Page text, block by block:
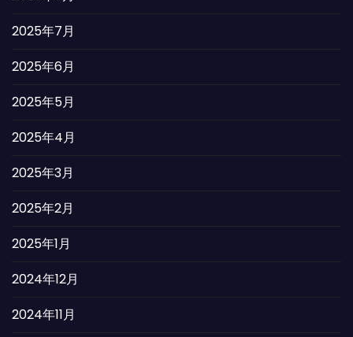
2025年7月
2025年6月
2025年5月
2025年4月
2025年3月
2025年2月
2025年1月
2024年12月
2024年11月